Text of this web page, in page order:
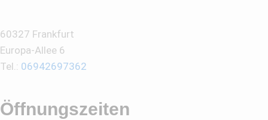
60327 Frankfurt
Europa-Allee 6
Tel.: 06942697362
Öffnungszeiten